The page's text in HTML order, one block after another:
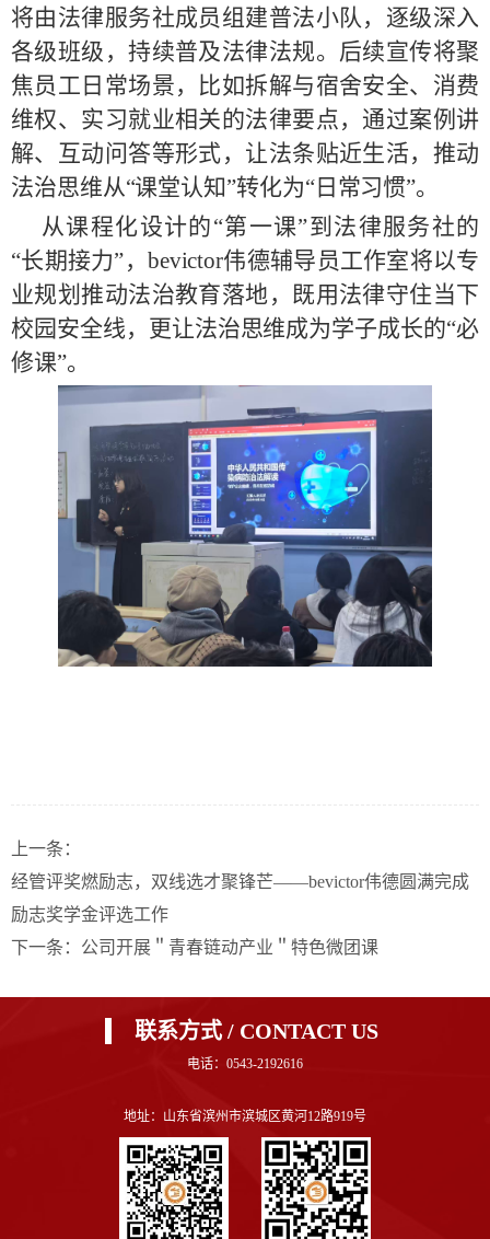
将由法律服务社成员组建普法小队，逐级深入
各级班级，持续普及法律法规。后续宣传将聚
焦员工日常场景，比如拆解与宿舍安全、消费
维权、实习就业相关的法律要点，通过案例讲
解、互动问答等形式，让法条贴近生活，推动
法治思维从“课堂认知”转化为“日常习惯”。
从课程化设计的“第一课”到法律服务社的
“长期接力”，bevictor伟德辅导员工作室将以专
业规划推动法治教育落地，既用法律守住当下
校园安全线，更让法治思维成为学子成长的“必
修课”。
上一条：
经管评奖燃励志，双线选才聚锋芒——bevictor伟德圆满完成
励志奖学金评选工作
下一条： 公司开展＂青春链动产业＂特色微团课
联系方式 / CONTACT US
电话：0543-2192616
地址：山东省滨州市滨城区黄河12路919号